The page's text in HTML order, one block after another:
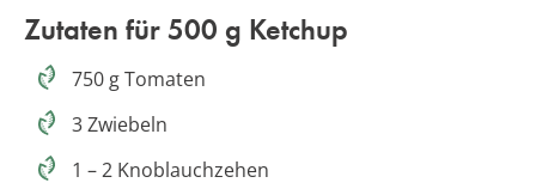
Zutaten für 500 g Ketchup
750 g Tomaten
3 Zwiebeln
1 – 2 Knoblauchzehen